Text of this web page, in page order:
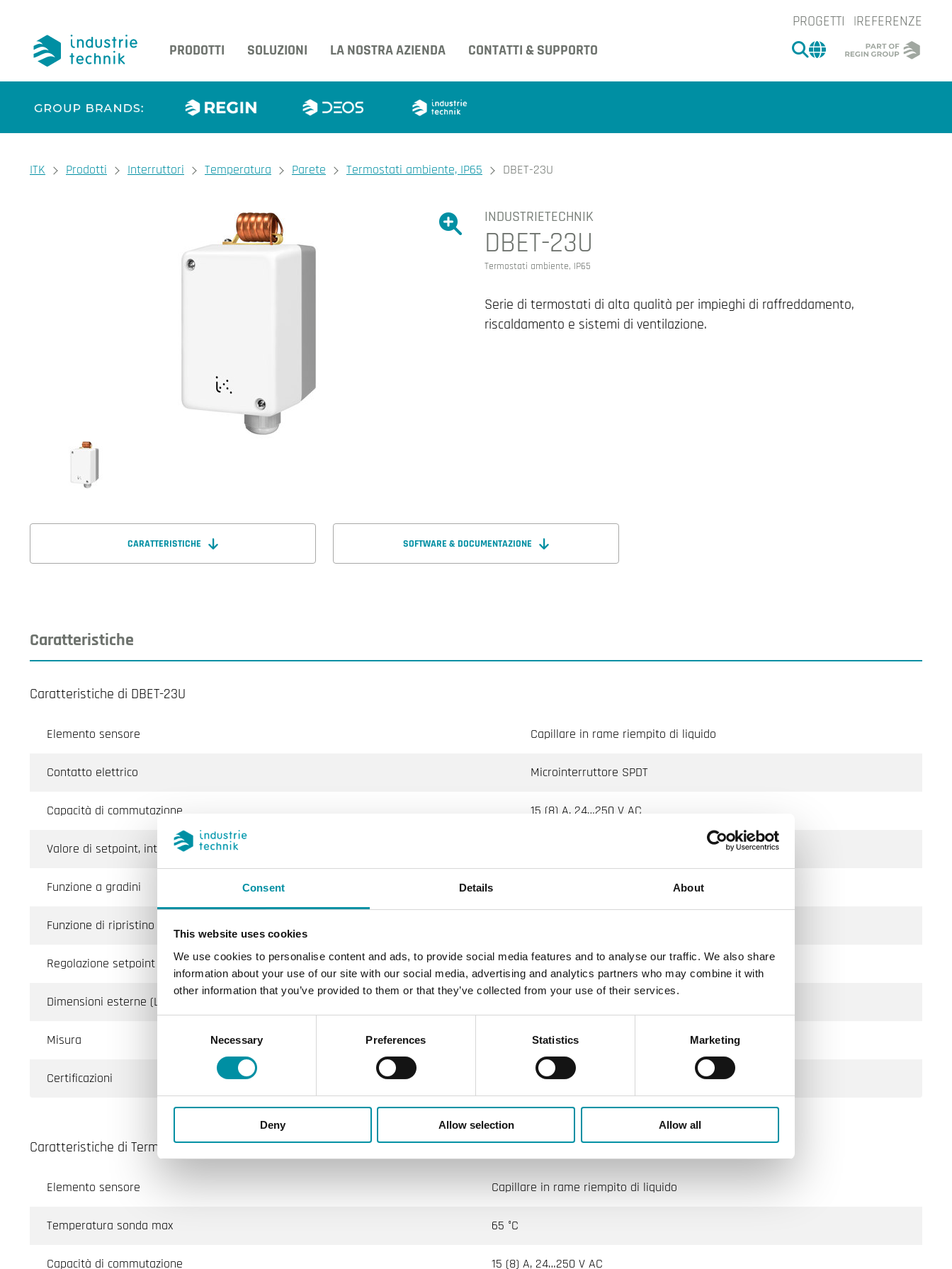
Consent Details About
This website uses cookies
We use cookies to personalise content and ads, to provide social media features and to analyse our traffic. We also share
information about your use of our site with our social media, advertising and analytics partners who may combine it with
other information that you’ve provided to them or that they’ve collected from your use of their services.
Necessary Preferences Statistics Marketing
Deny Allow selection Allow all
PROGETTI
REFERENZE
PRODOTTI
SOLUZIONI LA NOSTRA AZIENDA CONTATTI & SUPPORTO CERCA
CHANGE MARKET
You are here:
ITK Prodotti Interruttori Temperatura Parete Termostati ambiente, IP65 DBET-23U
Ingrandire l'immagine.
Ingrandire l'immagine.
INDUSTRIETECHNIK
DBET-23U
Termostati ambiente, IP65
Serie di termostati di alta qualità per impieghi di raffreddamento,
riscaldamento e sistemi di ventilazione.
CARATTERISTICHE SOFTWARE & DOCUMENTAZIONE
Caratteristiche
Caratteristiche di DBET-23U
Elemento sensore Capillare in rame riempito di liquido
Contatto elettrico Microinterruttore SPDT
Capacità di commutazione 15 (8) A, 24…250 V AC
Valore di setpoint, intervallo di temperatura
Funzione a gradini
Funzione di ripristino
Regolazione setpoint Interno
Dimensioni esterne (LxAxP) 72x70x108 mm
Misura Temperatura
Certificazioni CE
Caratteristiche di Termostati ambiente, IP65
Elemento sensore Capillare in rame riempito di liquido
Temperatura sonda max 65 °C
Capacità di commutazione 15 (8) A, 24…250 V AC